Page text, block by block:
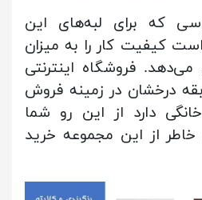
که برای لبه‌های این
کیفیت کار را به میزان
فروشگاه اینترنتی
درخشان در زمینه فروش
دارد از این رو شما
خاطر از این مجموعه خرید